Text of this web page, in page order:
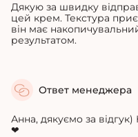
Дякую за швидку
цей крем. Текстура
він має
результатом.
Ответ менеджера
Анна, дякуємо за
❤